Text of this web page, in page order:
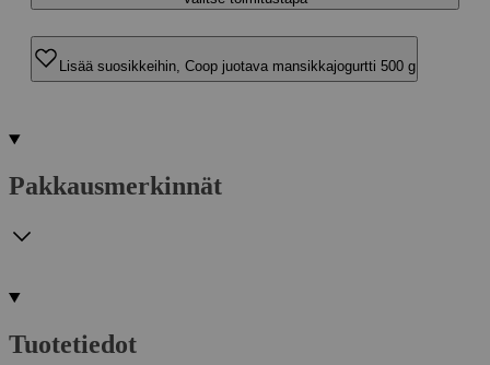
Lisää suosikkeihin, Coop juotava mansikkajogurtti 500 g
Pakkausmerkinnät
Tuotetiedot